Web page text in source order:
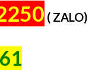
( ZALO)